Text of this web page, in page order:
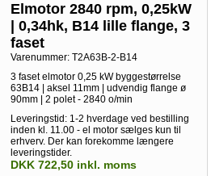
Elmotor 2840 rpm, 0,25kW
| 0,34hk, B14 lille flange, 3
faset
Varenummer:T2A63B-2-B14
3 faset elmotor 0,25 kW byggestørrelse
63B14 | aksel 11mm | udvendig flange ø
90mm | 2 polet - 2840 o/min
Leveringstid: 1-2 hverdage ved bestilling
inden kl. 11.00 - el motor sælges kun til
erhverv. Der kan forekomme længere
leveringstider.
DKK 722,50 inkl. moms